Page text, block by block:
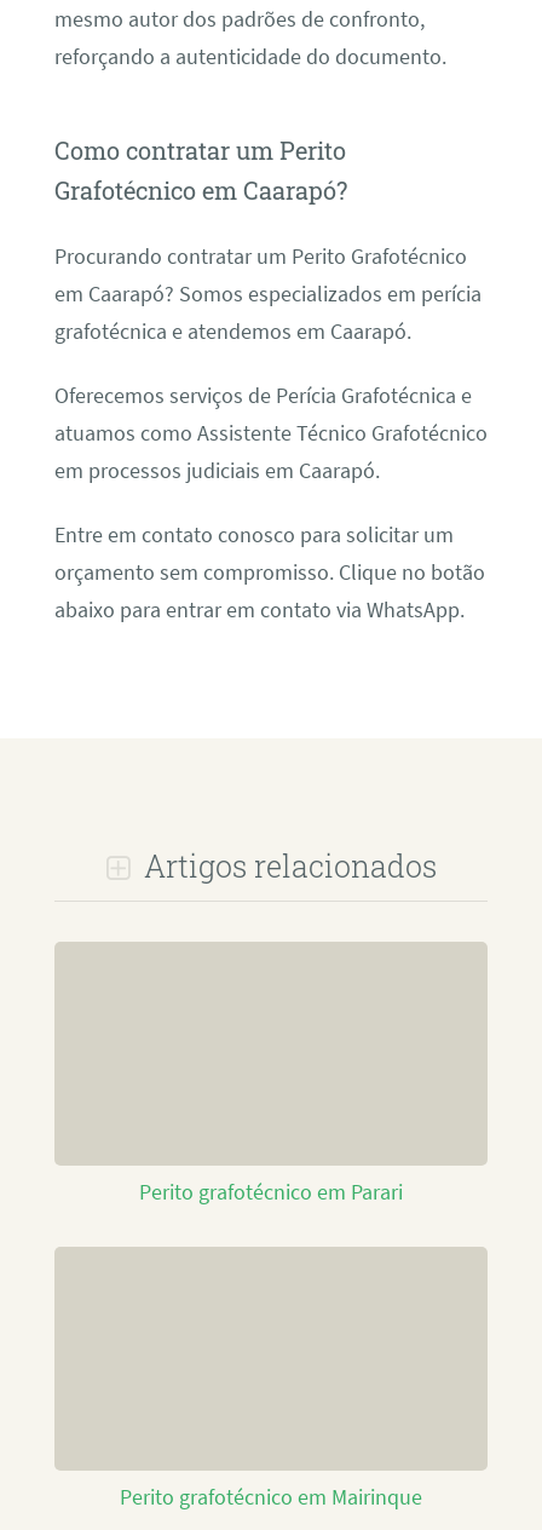
mesmo autor dos padrões de confronto,
reforçando a autenticidade do documento.
Como contratar um Perito
Grafotécnico em Caarapó?
Procurando contratar um Perito Grafotécnico
em Caarapó? Somos especializados em perícia
grafotécnica e atendemos em Caarapó.
Oferecemos serviços de Perícia Grafotécnica e
atuamos como Assistente Técnico Grafotécnico
em processos judiciais em Caarapó.
Entre em contato conosco para solicitar um
orçamento sem compromisso. Clique no botão
abaixo para entrar em contato via WhatsApp.
Artigos relacionados
Perito grafotécnico em Parari
Perito grafotécnico em Mairinque